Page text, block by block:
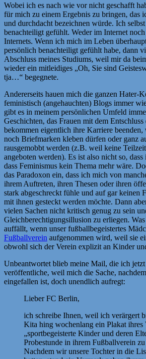
Wobei ich es nach wie vor nicht geschafft
für mich zu einem Ergebnis zu bringen, das
und durchdacht bezeichnen würde. Ich
benachteiligt gefühlt. Weder im Internet noch
Internets. Wenn ich mich im Leben
persönlich benachteiligt gefühlt habe, dann
Abschluss meines Studiums, weil mir da
wieder ein mitleidiges „Oh, Sie sind
tja…“ begegnete.
Andererseits hauen mich die ganzen Hater-
feministisch (angehauchten) Blogs immer
gibt es in meinem persönlichen Umfeld
Geschichten, das Frauen mit dem
bekommen eigentlich ihre Karriere
noch Briefmarken kleben dürfen oder ganz
rausgemobbt werden (z.B. weil keine
angeboten werden). Es ist also nicht so,
dass Feminismus kein Thema mehr wäre.
das Paradoxon ein, dass ich mich von
ihrem Auftreten, ihren Thesen oder ihren
stark abgeschreckt fühle und auf gar keinen
mit ihnen gesteckt werden möchte. Dann
vielen Sachen nicht kritisch genug zu sein
Gleichberechtigungsillusion zu erliegen. Was
auffällt, wenn unser fußballbegeistertes
Fußballverein aufgenommen wird, weil sie
obwohl sich der Verein explizit an Kinder
Unbeantwortet blieb meine Mail, die ich
veröffentliche, weil mich die Sache,
eingefallen ist, doch unendlich aufregt:
Lieber FC Berlin,
ich schreibe Ihnen, weil ich verärgert
Kita hing wochenlang ein Plakat ihres
„sportbegeisterte Kinder und deren
Probestunde in ihrem Fußballverein zu
Nachdem wir unsere Tochter in die